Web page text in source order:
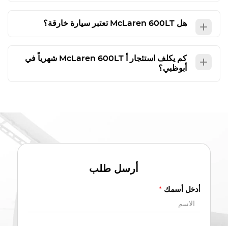
هل McLaren 600LT تعتبر سيارة خارقة؟
كم يكلف استئجار أ McLaren 600LT شهرياً في
أبوظبي؟
أرسل طلب
أدخل أسمك *